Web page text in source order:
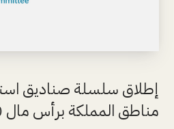
إطلاق سلسلة صناديق
مناطق المملكة برأس مال 500 مليون ريال